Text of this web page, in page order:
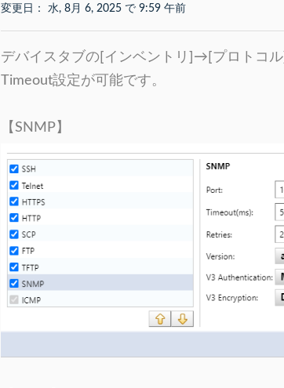
変更日： 水, 8月 6, 2025 で 9:59 午前
デバイスタブの[インベントリ]→[プロトコ
Timeout設定が可能です。
【SNMP】